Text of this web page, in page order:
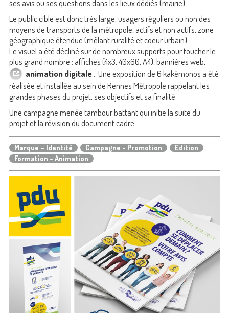
ses avis ou ses questions dans les lieux dédiés (mairie).
Le public cible est donc très large, usagers réguliers ou non des
moyens de transports de la métropole, actifs et non actifs, zone
géographique étendue (mêlant ruralité et coeur urbain).
Le visuel a été décliné sur de nombreux supports pour toucher le
plus grand nombre : affiches (4x3, 40x60, A4), bannières web,
animation digitale... Une exposition de 6 kakémonos a été
réalisée et installée au sein de Rennes Métropole rappelant les
grandes phases du projet, ses objectifs et sa finalité.
Une campagne menée tambour battant qui initie la suite du
projet et la révision du document cadre.
Marque – Identité Campagne - Promotion
Édition
Formation - Animation